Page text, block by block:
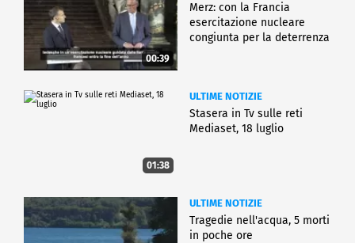
00:39
Merz: con la Francia
esercitazione nucleare
congiunta per la deterrenza
01:38
ULTIME NOTIZIE
Stasera in Tv sulle reti
Mediaset, 18 luglio
ULTIME NOTIZIE
Tragedie nell'acqua, 5 morti
in poche ore